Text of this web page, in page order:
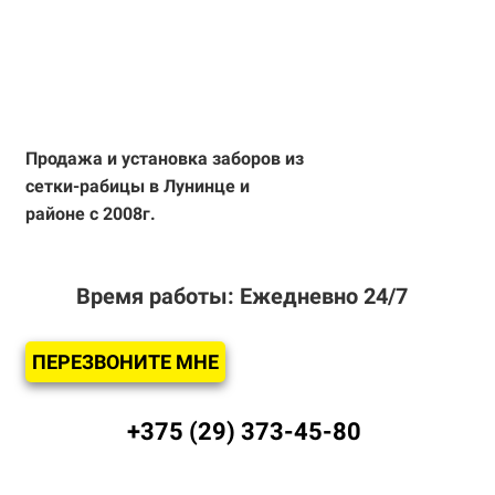
Продажа и установка заборов из
сетки-рабицы в Лунинце и
районе с 2008г.
Время работы: Ежедневно 24/7
ПЕРЕЗВОНИТЕ МНЕ
+375 (29) 373-45-80